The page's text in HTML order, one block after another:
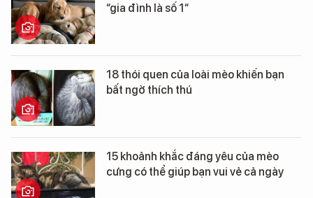
“gia đình là số 1“
18 thói quen của loài mèo khiến bạn
bất ngờ thích thú
15 khoảnh khắc đáng yêu của mèo
cưng có thể giúp bạn vui vẻ cả ngày